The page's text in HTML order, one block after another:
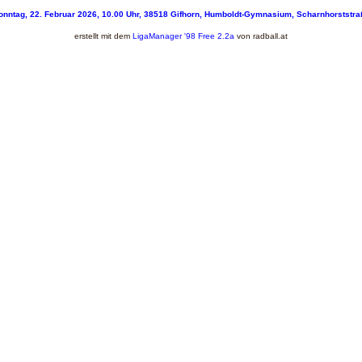
22. Februar 2026, 10.00 Uhr, 38518 Gifhorn, Humboldt-Gymnasium,
erstellt mit dem LigaManager'98 Free 2.2a von radball.at